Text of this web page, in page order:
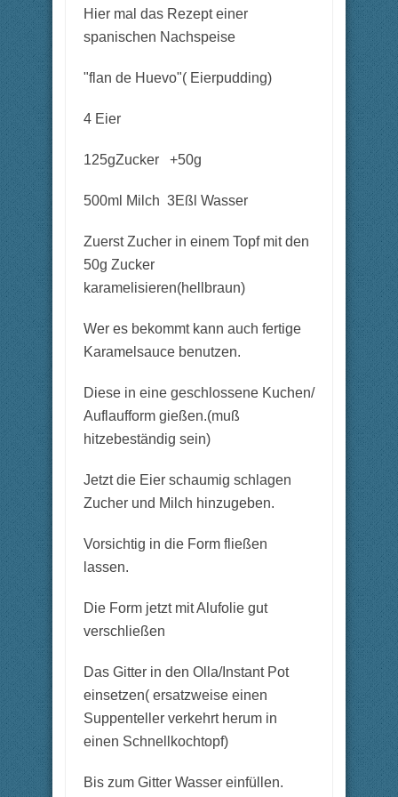
c
u
n
n
.
c
o
b
.
Hier mal das Rezept einer
spanischen Nachspeise
"flan de Huevo"( Eierpudding)
4 Eier
125gZucker +50g
500ml Milch 3Eßl Wasser
Zuerst Zucher in einem Topf mit den
50g Zucker
karamelisieren(hellbraun)
Wer es bekommt kann auch fertige
Karamelsauce benutzen.
Diese in eine geschlossene Kuchen/
Auflaufform gießen.(muß
hitzebeständig sein)
Jetzt die Eier schaumig schlagen
Zucher und Milch hinzugeben.
Vorsichtig in die Form fließen
lassen.
Die Form jetzt mit Alufolie gut
verschließen
Das Gitter in den Olla/Instant Pot
einsetzen( ersatzweise einen
Suppenteller verkehrt herum in
einen Schnellkochtopf)
Bis zum Gitter Wasser einfüllen.